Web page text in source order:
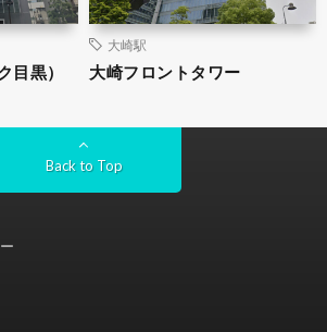
目黒）
大崎駅
大崎フロントタワー
Back to Top